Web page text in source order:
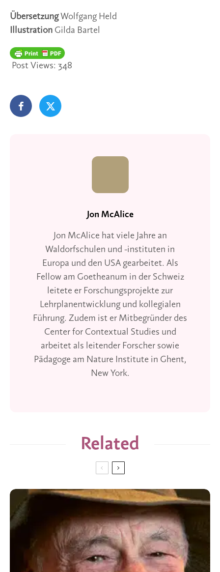
Übersetzung Wolfgang Held
Illustration Gilda Bartel
Post Views: 348
Jon McAlice
Jon McAlice hat viele Jahre an
Waldorfschulen und -instituten in
Europa und den USA gearbeitet. Als
Fellow am Goetheanum in der Schweiz
leitete er Forschungsprojekte zur
Lehrplanentwicklung und kollegialen
Führung. Zudem ist er Mitbegründer des
Center for Contextual Studies und
arbeitet als leitender Forscher sowie
Pädagoge am Nature Institute in Ghent,
New York.
Related